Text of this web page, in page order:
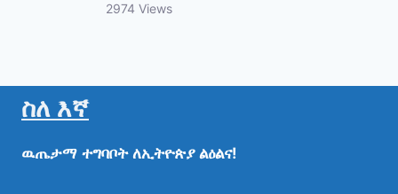
2974 Views
ስለ እኛ
ዉጤታማ ተግባቦት ለኢትዮጵያ ልዕልና!